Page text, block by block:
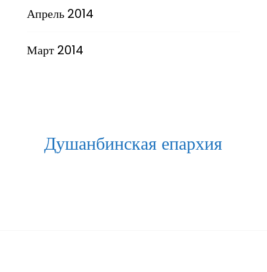
Апрель 2014
Март 2014
Душанбинская епархия